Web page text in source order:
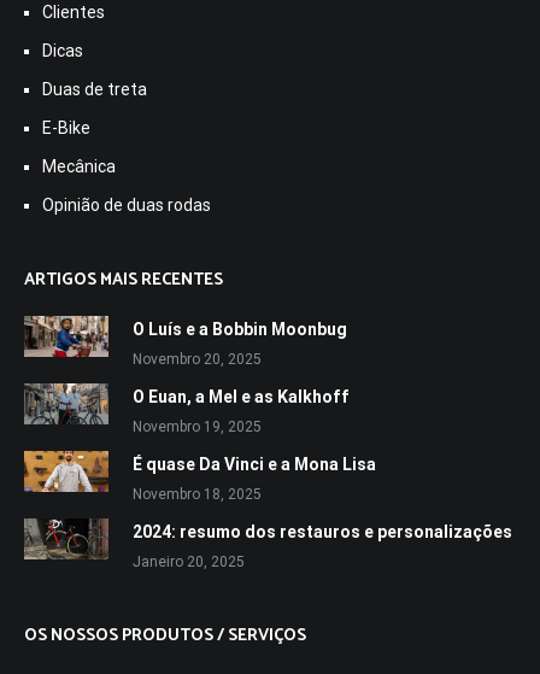
Clientes
Dicas
Duas de treta
E-Bike
Mecânica
Opinião de duas rodas
ARTIGOS MAIS RECENTES
O Luís e a Bobbin Moonbug
Novembro 20, 2025
O Euan, a Mel e as Kalkhoff
Novembro 19, 2025
É quase Da Vinci e a Mona Lisa
Novembro 18, 2025
2024: resumo dos restauros e personalizações
Janeiro 20, 2025
OS NOSSOS PRODUTOS / SERVIÇOS